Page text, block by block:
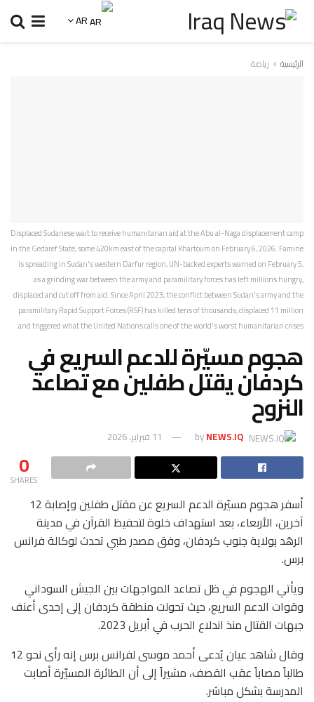
AR
الرئيسية رياضة
Displaced Sudanese wait to receive humanitarian aid at the Abu al-Naga displacement camp
in the Gedaref State, some 420km east of the capital Khartoum on February 6, 2026. Famine
is spreading in Sudan's western Darfur region, UN-backed experts warned on February 5,
as a grinding war between the army and paramilitary forces has left millions hungry,
displaced and cut off from aid. Since April 2023, the conflict between Sudan's army and the
paramilitary Rapid Support Forces (RSF) has killed tens of thousands, displaced 11 million
and triggered what the United Nations calls one of the world's worst humanitarian crises.
هجوم مسيّرة للدعم السريع في
كردفان يقتل طفلين مع تصاعد
النزوح
byNEWS.IQ 11 فبراير، 2026
0
SHARES
أسفر هجوم مسيّرة الدعم السريع عن مقتل طفلين وإصابة 12
آخرين، الأربعاء، بعد استهداف خلوة لتحفيظ القرآن في مدينة
الرهَد بولاية جنوب كردفان، وفق مصدر طبي تحدث لوكالة فرانس
برس.
ويأتي الهجوم في ظل تصاعد المواجهات بين الجيش السوداني
وقوات الدعم السريع، حيث تحولت منطقة كردفان إلى إحدى أعنف
جبهات القتال منذ اندلاع الحرب في أبريل 2023.
وقال شاهد عيان يُدعى أحمد موسى لفرانس برس إنه رأى نحو 12
طالباً مصاباً عقب القصف، مشيراً إلى أن الطائرة المسيّرة أصابت
المدرسة بشكل مباشر.